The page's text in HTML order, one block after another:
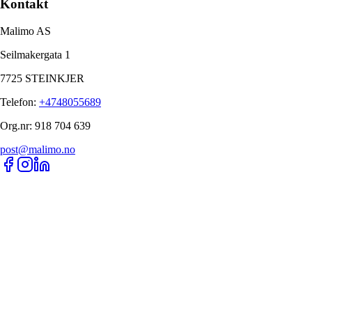
Kontakt
Malimo AS
Seilmakergata 1
7725 STEINKJER
Telefon: +4748055689
Org.nr: 918 704 639
post@malimo.no